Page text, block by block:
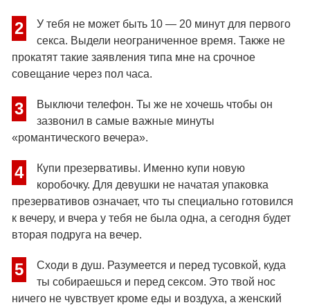
2
У тебя не может быть 10 — 20 минут для первого
секса. Выдели неограниченное время. Также не
прокатят такие заявления типа мне на срочное
совещание через пол часа.
3
Выключи телефон. Ты же не хочешь чтобы он
зазвонил в самые важные минуты
«романтического вечера».
4
Купи презервативы. Именно купи новую
коробочку. Для девушки не начатая упаковка
презервативов означает, что ты специально готовился
к вечеру, и вчера у тебя не была одна, а сегодня будет
вторая подруга на вечер.
5
Сходи в душ. Разумеется и перед тусовкой, куда
ты собираешься и перед сексом. Это твой нос
ничего не чувствует кроме еды и воздуха, а женский